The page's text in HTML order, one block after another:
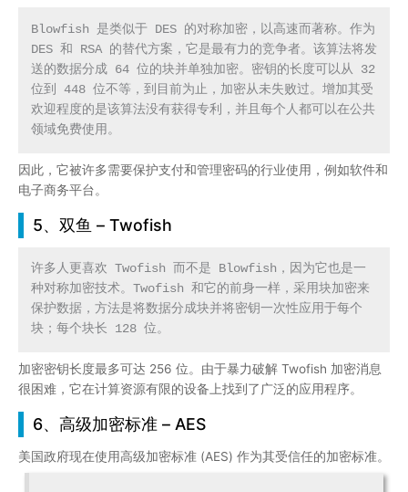
Blowfish 是类似于 DES 的对称加密，以高速而著称。作为
DES 和 RSA 的替代方案，它是最有力的竞争者。该算法将发
送的数据分成 64 位的块并单独加密。密钥的长度可以从 32
位到 448 位不等，到目前为止，加密从未失败过。增加其受
欢迎程度的是该算法没有获得专利，并且每个人都可以在公共
领域免费使用。
因此，它被许多需要保护支付和管理密码的行业使用，例如软件和
电子商务平台。
5、双鱼 – Twofish
许多人更喜欢 Twofish 而不是 Blowfish，因为它也是一
种对称加密技术。Twofish 和它的前身一样，采用块加密来
保护数据，方法是将数据分成块并将密钥一次性应用于每个
块；每个块长 128 位。
加密密钥长度最多可达 256 位。由于暴力破解 Twofish 加密消息
很困难，它在计算资源有限的设备上找到了广泛的应用程序。
6、高级加密标准 – AES
美国政府现在使用高级加密标准 (AES) 作为其受信任的加密标准。